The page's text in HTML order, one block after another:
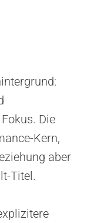
Die
Kern,
aber
Titel.